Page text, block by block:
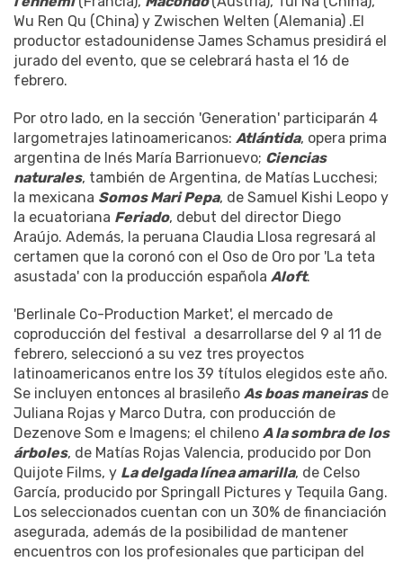
Wu Ren Qu (China) y Zwischen Welten (Alemania) .El
productor estadounidense James Schamus presidirá el
jurado del evento, que se celebrará hasta el 16 de
febrero.
Por otro lado, en la sección 'Generation' participarán 4
largometrajes latinoamericanos: Atlántida, opera prima
argentina de Inés María Barrionuevo; Ciencias
naturales, también de Argentina, de Matías Lucchesi;
la mexicana Somos Mari Pepa, de Samuel Kishi Leopo y
la ecuatoriana Feriado, debut del director Diego
Araújo. Además, la peruana Claudia Llosa regresará al
certamen que la coronó con el Oso de Oro por 'La teta
asustada' con la producción española Aloft.
'Berlinale Co-Production Market', el mercado de
coproducción del festival a desarrollarse del 9 al 11 de
febrero, seleccionó a su vez tres proyectos
latinoamericanos entre los 39 títulos elegidos este año.
Se incluyen entonces al brasileño As boas maneirasde
Juliana Rojas y Marco Dutra, con producción de
Dezenove Som e Imagens; el chileno A la sombra de los
árboles, de Matías Rojas Valencia, producido por Don
Quijote Films, y La delgada línea amarilla, de Celso
García, producido por Springall Pictures y Tequila Gang.
Los seleccionados cuentan con un 30% de financiación
asegurada, además de la posibilidad de mantener
encuentros con los profesionales que participan del